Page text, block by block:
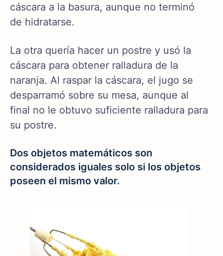
cáscara a la basura, aunque no terminó
de hidratarse.
La otra quería hacer un postre y usó la
cáscara para obtener ralladura de la
naranja. Al raspar la cáscara, el jugo se
desparramó sobre su mesa, aunque al
final no le obtuvo suficiente ralladura para
su postre.
Dos objetos matemáticos son
considerados iguales solo si los objetos
poseen el mismo valor.